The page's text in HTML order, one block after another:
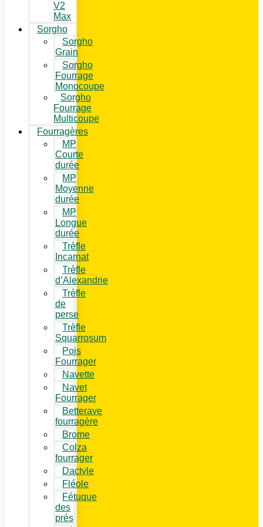
V2
Max
Sorgho
Sorgho
Grain
Sorgho
Fourrage
Monocoupe
Sorgho
Fourrage
Multicoupe
Fourragères
MP
Courte
durée
MP
Moyenne
durée
MP
Longue
durée
Trèfle
Incarnat
Trèfle
d’Alexandrie
Trèfle
de
perse
Trèfle
Squarrosum
Pois
Fourrager
Navette
Navet
Fourrager
Betterave
fourragère
Brome
Colza
fourrager
Dactyle
Fléole
Fétuque
des
prés